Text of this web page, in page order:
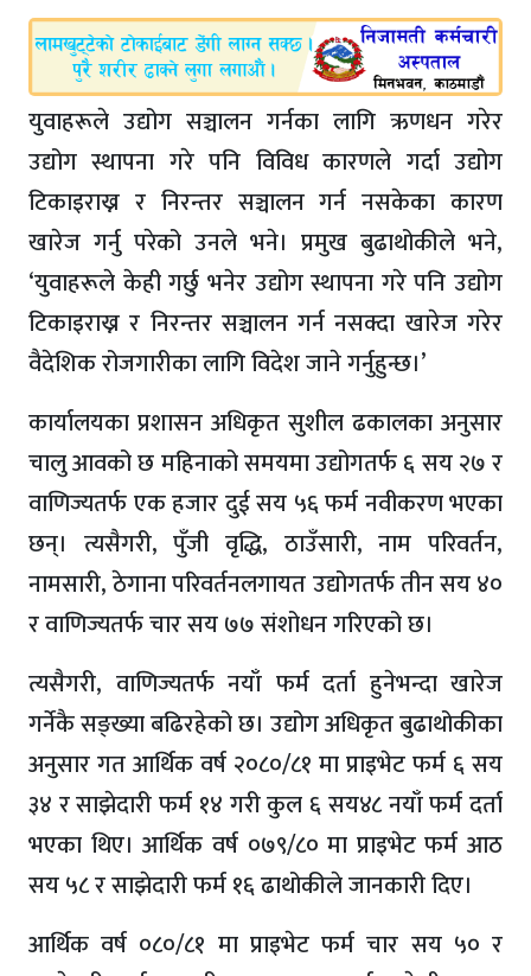
युवाहरूले उद्योग सञ्चालन गर्नका लागि ऋणधन गरेर
उद्योग स्थापना गरे पनि विविध कारणले गर्दा उद्योग
टिकाइराख्न र निरन्तर सञ्चालन गर्न नसकेका कारण
खारेज गर्नु परेको उनले भने। प्रमुख बुढाथोकीले भने,
‘युवाहरूले केही गर्छु भनेर उद्योग स्थापना गरे पनि उद्योग
टिकाइराख्न र निरन्तर सञ्चालन गर्न नसक्दा खारेज गरेर
वैदेशिक रोजगारीका लागि विदेश जाने गर्नुहुन्छ।’
कार्यालयका प्रशासन अधिकृत सुशील ढकालका अनुसार
चालु आवको छ महिनाको समयमा उद्योगतर्फ ६ सय २७ र
वाणिज्यतर्फ एक हजार दुई सय ५६ फर्म नवीकरण भएका
छन्। त्यसैगरी, पुँजी वृद्धि, ठाउँसारी, नाम परिवर्तन,
नामसारी, ठेगाना परिवर्तनलगायत उद्योगतर्फ तीन सय ४०
र वाणिज्यतर्फ चार सय ७७ संशोधन गरिएको छ।
त्यसैगरी, वाणिज्यतर्फ नयाँ फर्म दर्ता हुनेभन्दा खारेज
गर्नेकै सङ्ख्या बढिरहेको छ। उद्योग अधिकृत बुढाथोकीका
अनुसार गत आर्थिक वर्ष २०८०/८१ मा प्राइभेट फर्म ६ सय
३४ र साझेदारी फर्म १४ गरी कुल ६ सय४८ नयाँ फर्म दर्ता
भएका थिए। आर्थिक वर्ष ०७९/८० मा प्राइभेट फर्म आठ
सय ५८ र साझेदारी फर्म १६ ढाथोकीले जानकारी दिए।
आर्थिक वर्ष ०८०/८१ मा प्राइभेट फर्म चार सय ५० र